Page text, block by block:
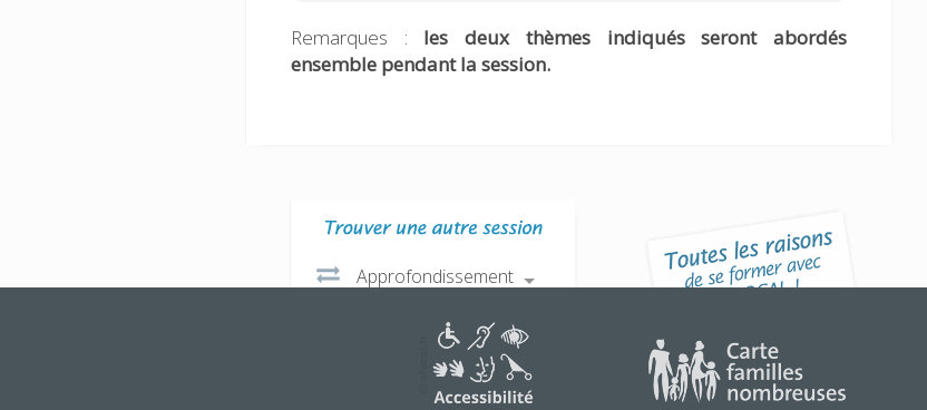
Remarques : les deux thèmes indiqués seront abordés
ensemble pendant la session.